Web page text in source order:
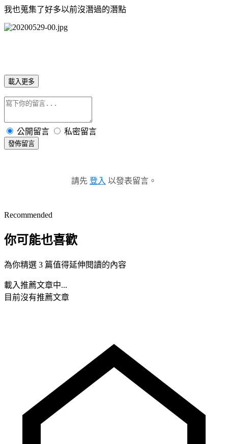
我也蒐集了好多以前沒潛過的潛點
載入更多
公開留言 私密留言
發佈留言
請先 登入 以發表留言。
Recommended
你可能也喜歡
為你精選 3 篇值得延伸閱讀的內容
載入推薦文章中...
目前沒有推薦文章